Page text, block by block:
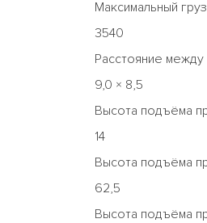
Максимальный
3540
Расстояние
9,0 × 8,5
Высота подъёма
14
Высота подъёма
62,5
Высота подъёма